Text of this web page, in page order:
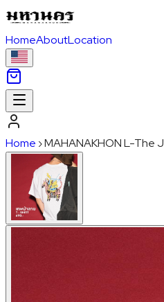
HomeAboutLocation
Home ›MAHANAKHON L-The